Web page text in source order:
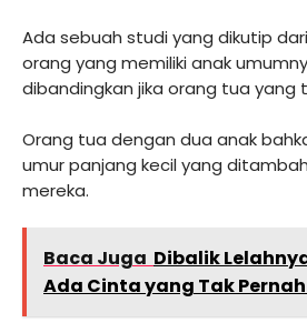
Ada sebuah studi yang dikutip
orang yang memiliki anak
dibandingkan jika orang tua yang
Orang tua dengan dua anak
umur panjang kecil yang
mereka.
Baca Juga Dibalik
Ada Cinta yang Tak